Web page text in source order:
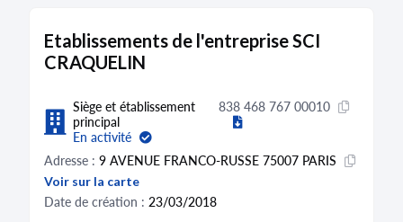
Etablissements de l'entreprise SCI
CRAQUELIN
Siège et établissement
principal
En activité
838 468 767 00010
Adresse : 9 AVENUE FRANCO-RUSSE 75007 PARIS
Voir sur la carte
Date de création : 23/03/2018